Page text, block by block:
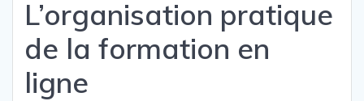
L’organisation pratique
de la formation en
ligne